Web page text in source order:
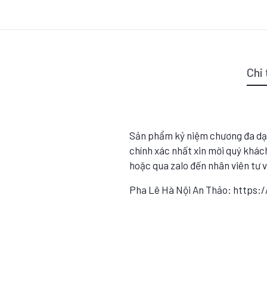
Sản phẩm kỷ niệm chương đa
chính xác nhất xin mời quý
hoặc qua zalo đến nhân viên tư
Pha Lê Hà Nội An Thảo: